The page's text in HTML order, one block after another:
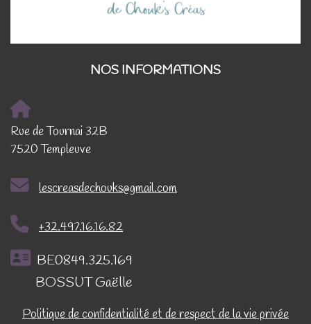
NOS INFORMATIONS
Rue de Tournai 32B
7520 Templeuve
lescreasdechouks@gmail.com
+32.497.16.16.82
BE0849.325.169
BOSSUT Gaëlle
Politique de confidentialité et de respect de la vie privée